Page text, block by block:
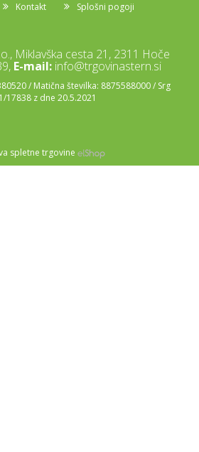
Kontakt Splošni pogoji
Miklavška cesta 21, 2311 Hoče
E-mail: info@trgovinastern.si
/ Matična številka: 8875588000 / Srg
17838 z dne 20.5.2021
spletne trgovine